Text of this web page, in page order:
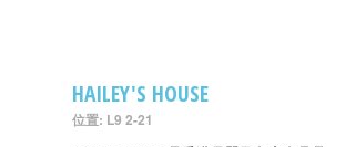
HAILEY'S HOUSE
位置: L9 2-21